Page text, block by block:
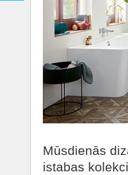
Mūsdienās
istabas